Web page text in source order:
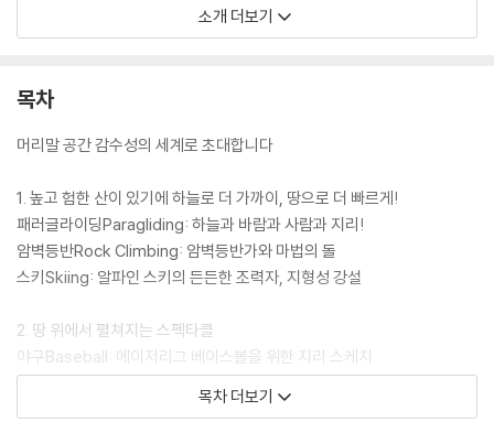
지리로 사고하는 즐거움을 선사한다. 지리라는 열쇠를 손에 쥐면, 이제껏
무심코 지나왔던 내 곁의 언덕과 개울, 돌멩이와 바람이 새롭게 보이기 시
욱 알차고 재미있게 이어가기를 바란다”며 쉽고 흥미로운 지리의 세계로
소개 더보기
목차
머리말 공간 감수성의 세계로 초대합니다
1. 높고 험한 산이 있기에 하늘로 더 가까이, 땅으로 더 빠르게!
패러글라이딩Paragliding: 하늘과 바람과 사람과 지리!
암벽등반Rock Climbing: 암벽등반가와 마법의 돌
스키Skiing: 알파인 스키의 든든한 조력자, 지형성 강설
2. 땅 위에서 펼쳐지는 스펙타클
야구Baseball: 메이저리그 베이스볼을 위한 지리 스케치
축구Soccer: 축구의 요람, 고기습곡산지
사이클링Cycling: 페달을 밟으며 이해하는 공간 문법
목차 더보기